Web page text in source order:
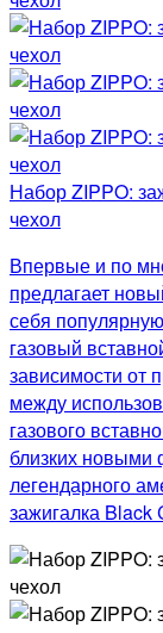
Набор ZIPPO:
чехол
Впервые и по
предлагает
себя
газовый
зависимости от
между
газового
близких
легендарного
зажигалка